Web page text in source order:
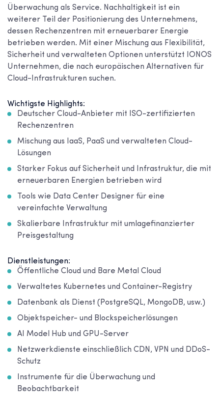
Überwachung als Service. Nachhaltigkeit ist ein
weiterer Teil der Positionierung des Unternehmens,
dessen Rechenzentren mit erneuerbarer Energie
betrieben werden. Mit einer Mischung aus Flexibilität,
Sicherheit und verwalteten Optionen unterstützt IONOS
Unternehmen, die nach europäischen Alternativen für
Cloud-Infrastrukturen suchen.
Wichtigste Highlights:
Deutscher Cloud-Anbieter mit ISO-zertifizierten
Rechenzentren
Mischung aus IaaS, PaaS und verwalteten Cloud-
Lösungen
Starker Fokus auf Sicherheit und Infrastruktur, die mit
erneuerbaren Energien betrieben wird
Tools wie Data Center Designer für eine
vereinfachte Verwaltung
Skalierbare Infrastruktur mit umlagefinanzierter
Preisgestaltung
Dienstleistungen:
Öffentliche Cloud und Bare Metal Cloud
Verwaltetes Kubernetes und Container-Registry
Datenbank als Dienst (PostgreSQL, MongoDB, usw.)
Objektspeicher- und Blockspeicherlösungen
AI Model Hub und GPU-Server
Netzwerkdienste einschließlich CDN, VPN und DDoS-
Schutz
Instrumente für die Überwachung und
Beobachtbarkeit